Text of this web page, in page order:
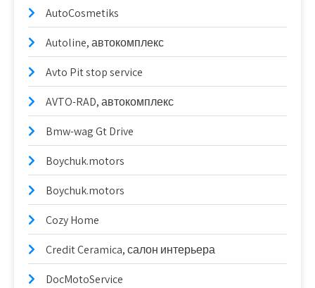
AutoCosmetiks
Autoline, автокомплекс
Avto Pit stop service
AVTO-RAD, автокомплекс
Bmw-wag Gt Drive
Boychuk.motors
Boychuk.motors
Cozy Home
Credit Ceramica, салон интерьера
DocMotoService